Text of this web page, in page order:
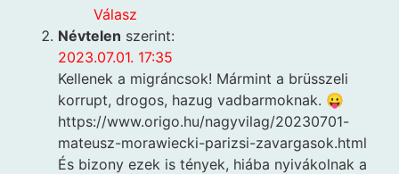
Válasz
Névtelen szerint:
2023.07.01. 17:35
Kellenek a migráncsok! Mármint a brüsszeli
korrupt, drogos, hazug vadbarmoknak. 😛
https://www.origo.hu/nagyvilag/20230701-
mateusz-morawiecki-parizsi-zavargasok.html
És bizony ezek is tények, hiába nyivákolnak a